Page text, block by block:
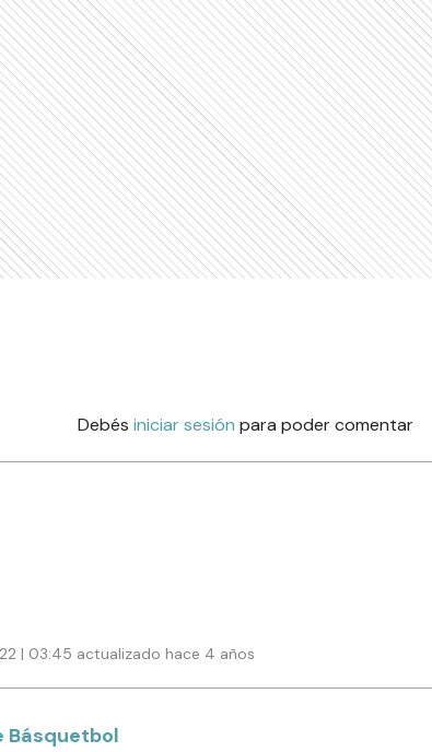
Debés iniciar sesión para poder comentar
| 03:45 actualizado hace 4 años
Básquetbol